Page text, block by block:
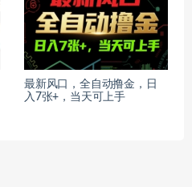
最新风口，全自动撸金，日
入7张+，当天可上手